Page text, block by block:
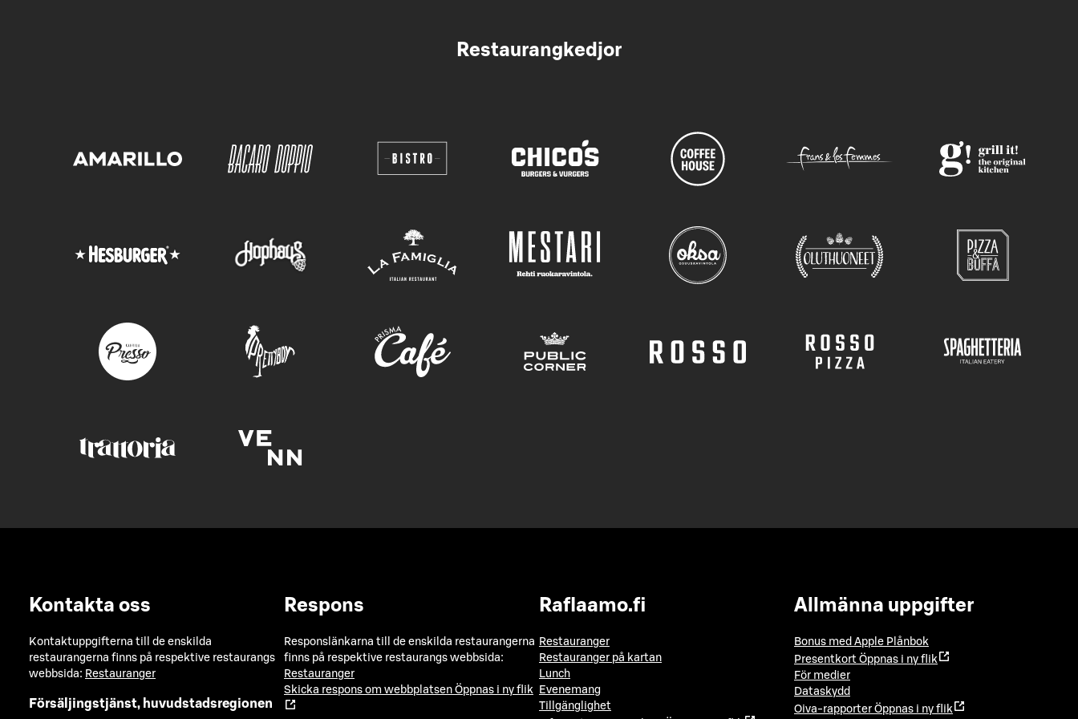
Restaurangkedjor
Kontakta oss
Kontaktuppgifterna till de enskilda
restaurangerna finns på respektive restaurangs
webbsida: Restauranger
Försäljingstjänst, huvudstadsregionen
Respons
Responslänkarna till de enskilda restaurangerna
finns på respektive restaurangs webbsida:
Restauranger
Skicka respons om webbplatsen Öppnas i ny flik
Raflaamo.fi
Restauranger
Restauranger på kartan
Lunch
Evenemang
Tillgänglighet
Allmänna uppgifter
Bonus med Apple Plånbok
Presentkort Öppnas i ny flik
För medier
Dataskydd
Oiva-rapporter Öppnas i ny flik